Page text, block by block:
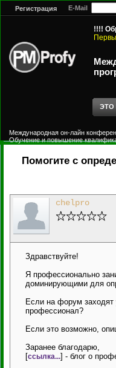
Регистрация E-Mail
!!!!
ЭТО
Международная он-лайн
Обучение и повышение
Помогите с
chelpro
Здравствуйте!
Я профессионально
доминирующими для
Если на форум заходят
профессионал?
Если это возможно,
Заранее благодарю,
[ссылка...] - блог о